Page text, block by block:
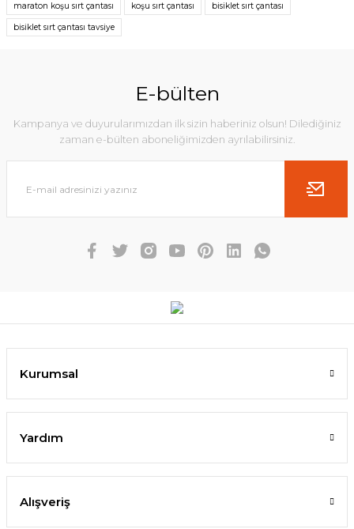
maraton koşu sırt çantası koşu sırt çantası bisiklet sırt çantası
bisiklet sırt çantası tavsiye
E-bülten
Kampanya ve duyurularımızdan ilk sizin haberiniz olsun! Dilediğiniz
zaman e-bülten aboneliğimizden ayrılabilirsiniz.
Kurumsal
Yardım
Alışveriş